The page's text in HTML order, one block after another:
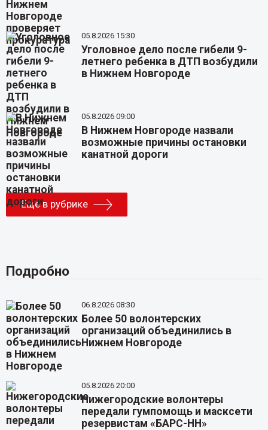
05.8.2026 15:30
Уголовное дело после гибели 9-
летнего ребенка в ДТП возбудили
в Нижнем Новгороде
05.8.2026 09:00
В Нижнем Новгороде назвали
возможные причины остановки
канатной дороги
Еще в рубрике
Подробно
06.8.2026 08:30
Более 50 волонтерских
организаций объединились в
Нижнем Новгороде
05.8.2026 20:00
Нижегородские волонтеры
передали гумпомощь и масксети
резервистам «БАРС-НН»